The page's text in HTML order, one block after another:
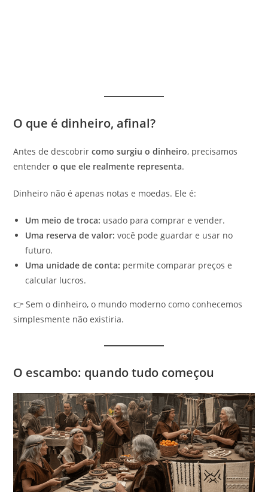
O que é dinheiro, afinal?
Antes de descobrircomo surgiu o dinheiro, precisamos
entendero que ele realmente representa.
Dinheiro não é apenas notas e moedas. Ele é:
Um meio de troca: usado para comprar e vender.
Uma reserva de valor: você pode guardar e usar no
futuro.
Uma unidade de conta: permite comparar preços e
calcular lucros.
👉 Sem o dinheiro, o mundo moderno como conhecemos
simplesmente não existiria.
O escambo: quando tudo começou